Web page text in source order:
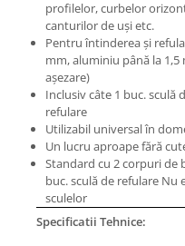
Masini pneumatice de
Masini electrice de filetat
Exhaustor pentru aschii
Masini de gaurit cu talpa
magnetica
Instalatii de spalare a
Accesorii prelucrare metal
Universale de strung si
pentru strunguri
Falci pentru 3 bacuri PS3/
profilelor, curbelor
canturilor de uşi etc.
Pentru întinderea şi
mm, aluminiu până la
aşezare)
Inclusiv câte 1 buc. sculă
refulare
Utilizabil universal în
Un lucru aproape fără
Standard cu 2 corpuri de
buc. sculă de refulare Nu
sculelor
Specificatii Tehnice: